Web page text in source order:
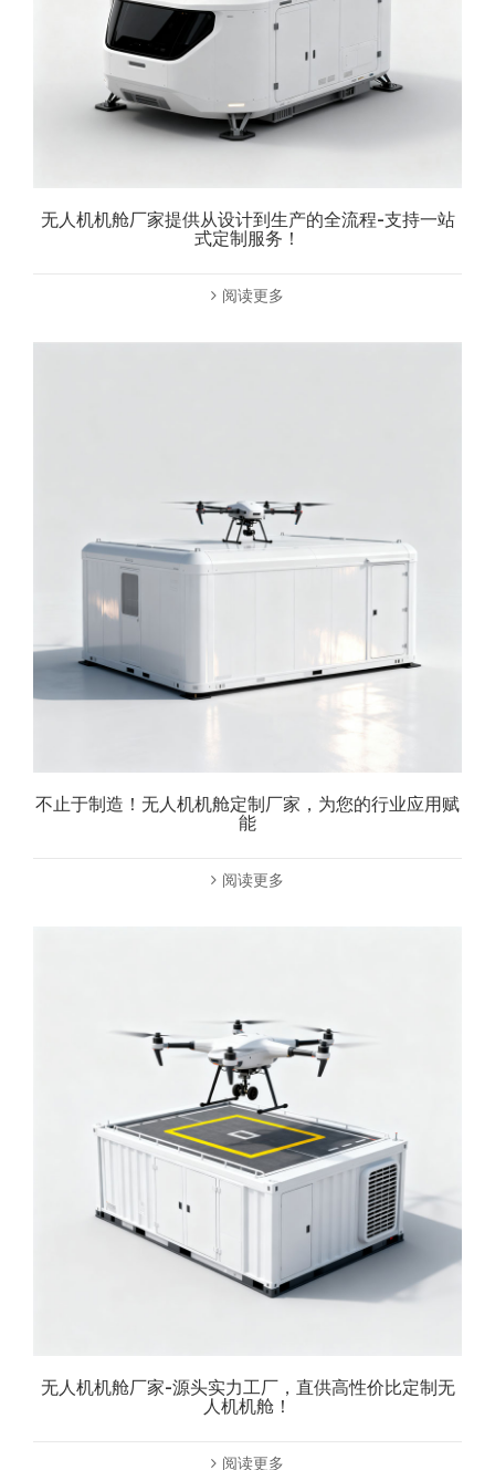
无人机机舱厂家提供从设计到生产的全流程-支持一站
式定制服务！
阅读更多
不止于制造！无人机机舱定制厂家，为您的行业应用赋
能
阅读更多
无人机机舱厂家-源头实力工厂，直供高性价比定制无
人机机舱！
阅读更多